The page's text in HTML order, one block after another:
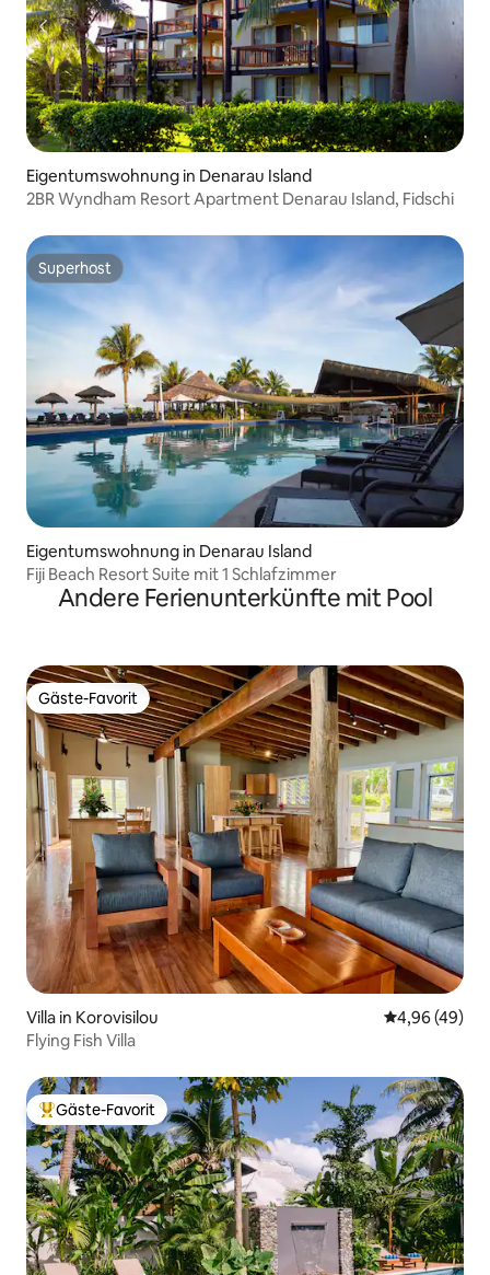
Eigentumswohnung in Denarau Island
2BR Wyndham Resort Apartment Denarau Island, Fidschi
Superhost
Superhost
Eigentumswohnung in Denarau Island
Fiji Beach Resort Suite mit 1 Schlafzimmer
Andere Ferienunterkünfte mit Pool
Gäste-Favorit
Gäste-Favorit
Villa in Korovisilou
4,96 (49)
Flying Fish Villa
Beliebter Gäste-Favorit.
Gäste-Favorit